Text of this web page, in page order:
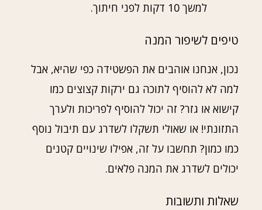
למשך 10 דקות לפני חיתוך.
טיפים לשיפור המנה
נכון, אנחנו אוהבים את הפשטידה כפי שהיא, אבל
למה לא להוסיף לתוכה גם ירקות קצוצים כמו
קישוא או גזר? זה יכול להוסיף לפריכות ולערך
התזונתי! או שאולי תשקלו לשדרג עם תיבול נוסף
כמו כמון? תחשבו על זה, אפילו שינויים קטנים
יכולים לשדרג את המנה פלאים.
שאלות ותשובות